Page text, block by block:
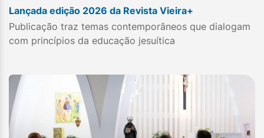
Lançada edição 2026 da Revista Vieira+
Publicação traz temas contemporâneos que dialogam
com princípios da educação jesuítica